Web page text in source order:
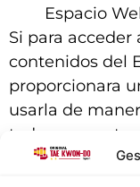
Espacio
Si para acceder
contenidos del
proporcionara
usarla de
todo momento
será